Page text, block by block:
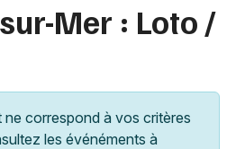
Mer : Loto /
correspond à vos critères
les événéments à
Près de moi
Ce week-end Autre